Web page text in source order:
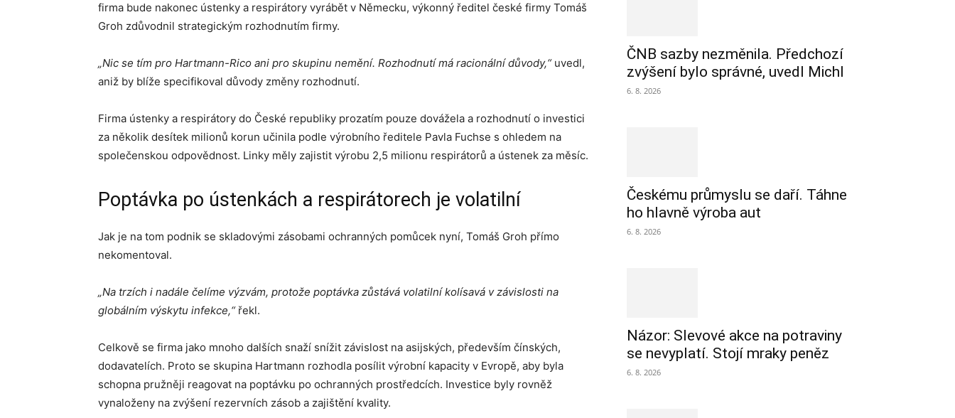
firma bude nakonec ústenky a respirátory vyrábět v Německu, výkonný ředitel české firmy Tomáš
Groh zdůvodnil strategickým rozhodnutím firmy.
„Nic se tím pro Hartmann-Rico ani pro skupinu nemění. Rozhodnutí má racionální důvody,“uvedl,
aniž by blíže specifikoval důvody změny rozhodnutí.
Firma ústenky a respirátory do České republiky prozatím pouze dovážela a rozhodnutí o investici
za několik desítek milionů korun učinila podle výrobního ředitele Pavla Fuchse s ohledem na
společenskou odpovědnost. Linky měly zajistit výrobu 2,5 milionu respirátorů a ústenek za měsíc.
Poptávka po ústenkách a respirátorech je volatilní
Jak je na tom podnik se skladovými zásobami ochranných pomůcek nyní, Tomáš Groh přímo
nekomentoval.
„Na trzích i nadále čelíme výzvám, protože poptávka zůstává volatilní kolísavá v závislosti na
globálním výskytu infekce,“řekl.
Celkově se firma jako mnoho dalších snaží snížit závislost na asijských, především čínských,
dodavatelích. Proto se skupina Hartmann rozhodla posílit výrobní kapacity v Evropě, aby byla
schopna pružněji reagovat na poptávku po ochranných prostředcích. Investice byly rovněž
vynaloženy na zvýšení rezervních zásob a zajištění kvality.
ČNB sazby nezměnila. Předchozí
zvýšení bylo správné, uvedl Michl
6. 8. 2026
Českému průmyslu se daří. Táhne
ho hlavně výroba aut
6. 8. 2026
Názor: Slevové akce na potraviny
se nevyplatí. Stojí mraky peněz
6. 8. 2026